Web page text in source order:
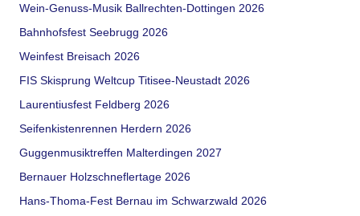
Wein-Genuss-Musik Ballrechten-Dottingen 2026
Bahnhofsfest Seebrugg 2026
Weinfest Breisach 2026
FIS Skisprung Weltcup Titisee-Neustadt 2026
Laurentiusfest Feldberg 2026
Seifenkistenrennen Herdern 2026
Guggenmusiktreffen Malterdingen 2027
Bernauer Holzschneflertage 2026
Hans-Thoma-Fest Bernau im Schwarzwald 2026